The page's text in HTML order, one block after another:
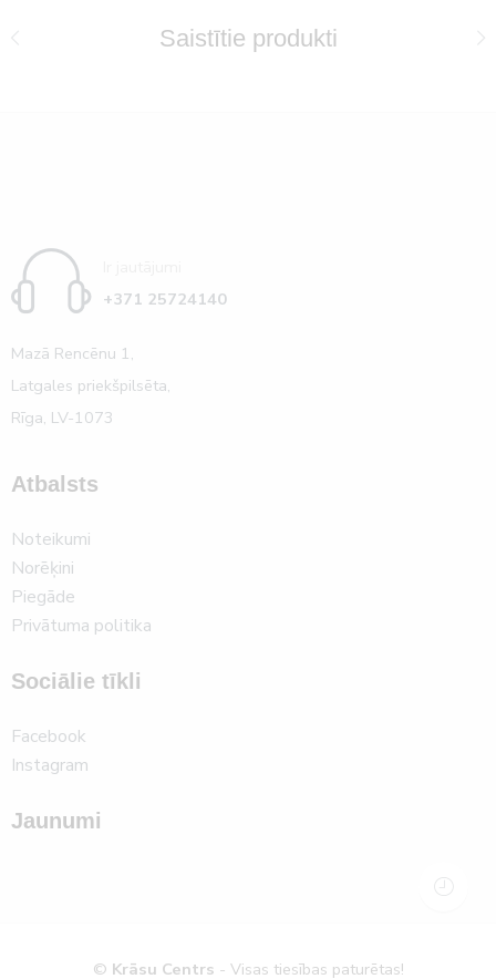
Saistītie produkti
+371 25724140
Mazā Rencēnu 1,
Latgales priekšpilsēta,
Rīga, LV-1073
Atbalsts
Noteikumi
Norēķini
Piegāde
Privātuma politika
Sociālie tīkli
Facebook
Instagram
Jaunumi
© Krāsu Centrs - Visas tiesības paturētas!